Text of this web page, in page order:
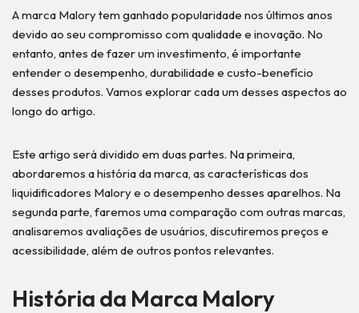
A marca Malory tem ganhado popularidade nos últimos anos
devido ao seu compromisso com qualidade e inovação. No
entanto, antes de fazer um investimento, é importante
entender o desempenho, durabilidade e custo-benefício
desses produtos. Vamos explorar cada um desses aspectos ao
longo do artigo.
Este artigo será dividido em duas partes. Na primeira,
abordaremos a história da marca, as características dos
liquidificadores Malory e o desempenho desses aparelhos. Na
segunda parte, faremos uma comparação com outras marcas,
analisaremos avaliações de usuários, discutiremos preços e
acessibilidade, além de outros pontos relevantes.
História da Marca Malory